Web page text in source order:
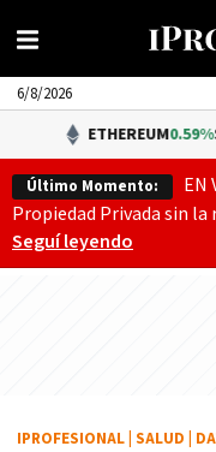
6/8/2026
ETHEREUM0.59%$1,908.74
Último Momento:
EN
Propiedad Privada sin
Seguí leyendo
IPROFESIONAL SALUD